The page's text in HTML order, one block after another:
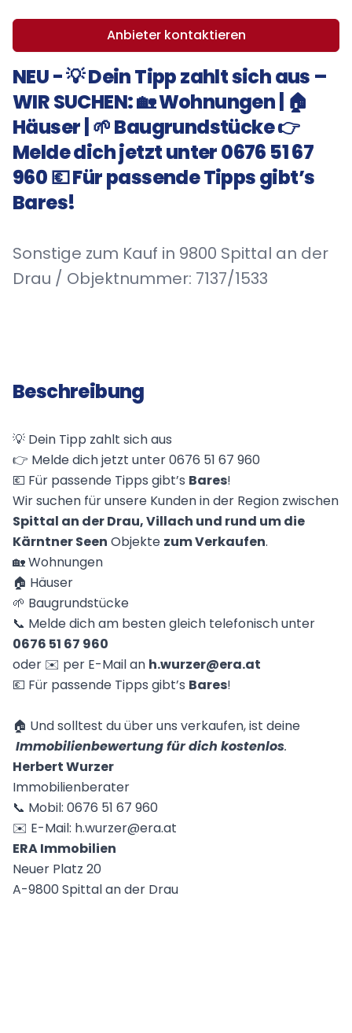
Anbieter kontaktieren
NEU - 💡 Dein Tipp zahlt sich aus –
WIR SUCHEN: 🏡 Wohnungen | 🏠
Häuser | 🌱 Baugrundstücke 👉
Melde dich jetzt unter 0676 51 67
960 💶 Für passende Tipps gibt’s
Bares!
Sonstige zum Kauf in 9800 Spittal an der
Drau / Objektnummer: 7137/1533
Beschreibung
💡 Dein Tipp zahlt sich aus
👉 Melde dich jetzt unter 0676 51 67 960
💶 Für passende Tipps gibt’s Bares!
Wir suchen für unsere Kunden in der Region zwischen
Spittal an der Drau, Villach und rund um die
Kärntner Seen Objekte zum Verkaufen.
🏡 Wohnungen
🏠 Häuser
🌱 Baugrundstücke
📞 Melde dich am besten gleich telefonisch unter
0676 51 67 960
oder ✉️ per E-Mail an h.wurzer@era.at
💶 Für passende Tipps gibt’s Bares!
🏠 Und solltest du über uns verkaufen, ist deine
Immobilienbewertung für dich kostenlos.
Herbert Wurzer
Immobilienberater
📞 Mobil: 0676 51 67 960
✉️ E-Mail: h.wurzer@era.at
ERA Immobilien
Neuer Platz 20
A-9800 Spittal an der Drau